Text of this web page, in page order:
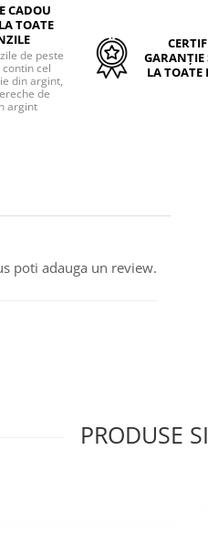
CADOU
TOATE
de peste
cel
din argint,
de
argint
GARANȚIE
LA TOATE
poti adauga un review.
PRODUSE